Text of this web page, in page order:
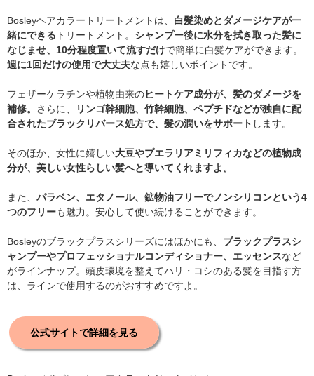
Bosleyヘアカラートリートメントは、 白髪染めとダメージケアが一
緒にできる トリートメント。 シャンプー後に水分を拭き取った髪に
なじませ、10分程度置いて流すだけで簡単に白髪ケアができます。
週に1回だけの使用で大丈夫な点も嬉しいポイントです。
フェザーケラチンや植物由来のヒートケア成分が、髪のダメージを
補修。 さらに、
リンゴ幹細胞、竹幹細胞、ペプチドなどが独自に配
合されたブラックリバース処方で、髪の潤いをサポート します。
そのほか、女性に嬉しい大豆やプエラリアミリフィカなどの植物成
分が、美しい女性らしい髪へと導いてくれますよ。
また、 パラベン、エタノール、鉱物油フリーでノンシリコンという4
つのフリーも魅力。安心して使い続けることができます。
Bosleyのブラックプラスシリーズにはほかにも、 ブラックプラスシ
ャンプーやプロフェッショナルコンディショナー、エッセンスなど
がラインナップ。頭皮環境を整えてハリ・コシのある髪を目指す方
は、ラインで使用するのがおすすめですよ。
公式サイトで詳細を見る